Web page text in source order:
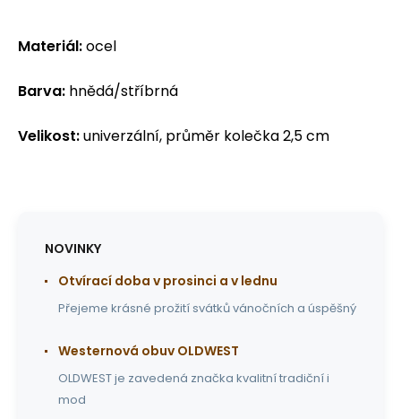
Materiál:ocel
Barva: hnědá/stříbrná
Velikost:univerzální, průměr kolečka 2,5 cm
NOVINKY
Otvírací doba v prosinci a v lednu
Přejeme krásné prožití svátků vánočních a úspěšný
Westernová obuv OLDWEST
OLDWEST je zavedená značka kvalitní tradiční i
mod